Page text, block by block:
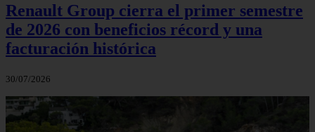
Renault Group cierra el primer semestre
de 2026 con beneficios récord y una
facturación histórica
30/07/2026